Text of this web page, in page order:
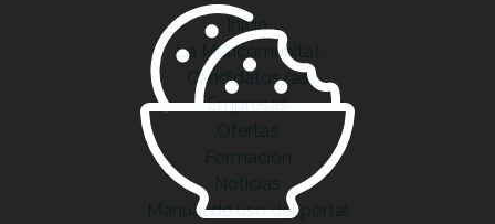
Inicio
La Mancomunitat
Candidatos/as
Empresas
Ofertas
Formación
Noticias
Manual de uso del portal